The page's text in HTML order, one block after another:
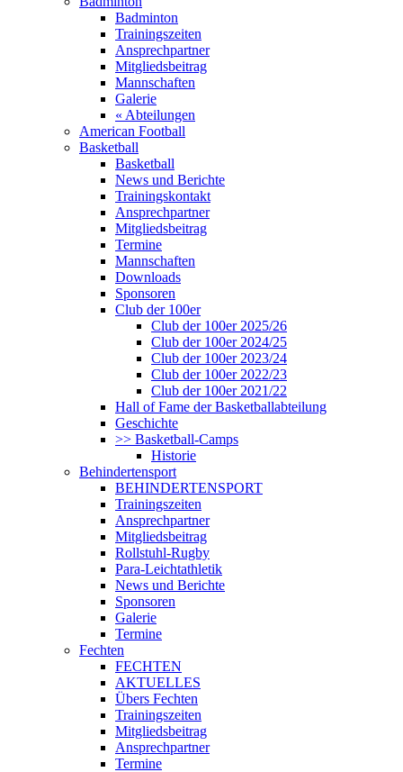
Badminton
Trainingszeiten
Ansprechpartner
Mitgliedsbeitrag
Mannschaften
Galerie
« Abteilungen
American Football
Basketball
Basketball
News und Berichte
Trainingskontakt
Ansprechpartner
Mitgliedsbeitrag
Termine
Mannschaften
Downloads
Sponsoren
Club der 100er
Club der 100er 2025/26
Club der 100er 2024/25
Club der 100er 2023/24
Club der 100er 2022/23
Club der 100er 2021/22
Hall of Fame der Basketballabteilung
Geschichte
>> Basketball-Camps
Historie
Behindertensport
BEHINDERTENSPORT
Trainingszeiten
Ansprechpartner
Mitgliedsbeitrag
Rollstuhl-Rugby
Para-Leichtathletik
News und Berichte
Sponsoren
Galerie
Termine
Fechten
FECHTEN
AKTUELLES
Übers Fechten
Trainingszeiten
Mitgliedsbeitrag
Ansprechpartner
Termine